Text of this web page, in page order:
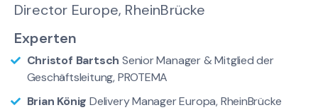
Director Europe, RheinBrücke
Experten
Christof Bartsch Senior Manager & Mitglied der
Geschäftsleitung, PROTEMA
Brian König Delivery Manager Europa, RheinBrücke